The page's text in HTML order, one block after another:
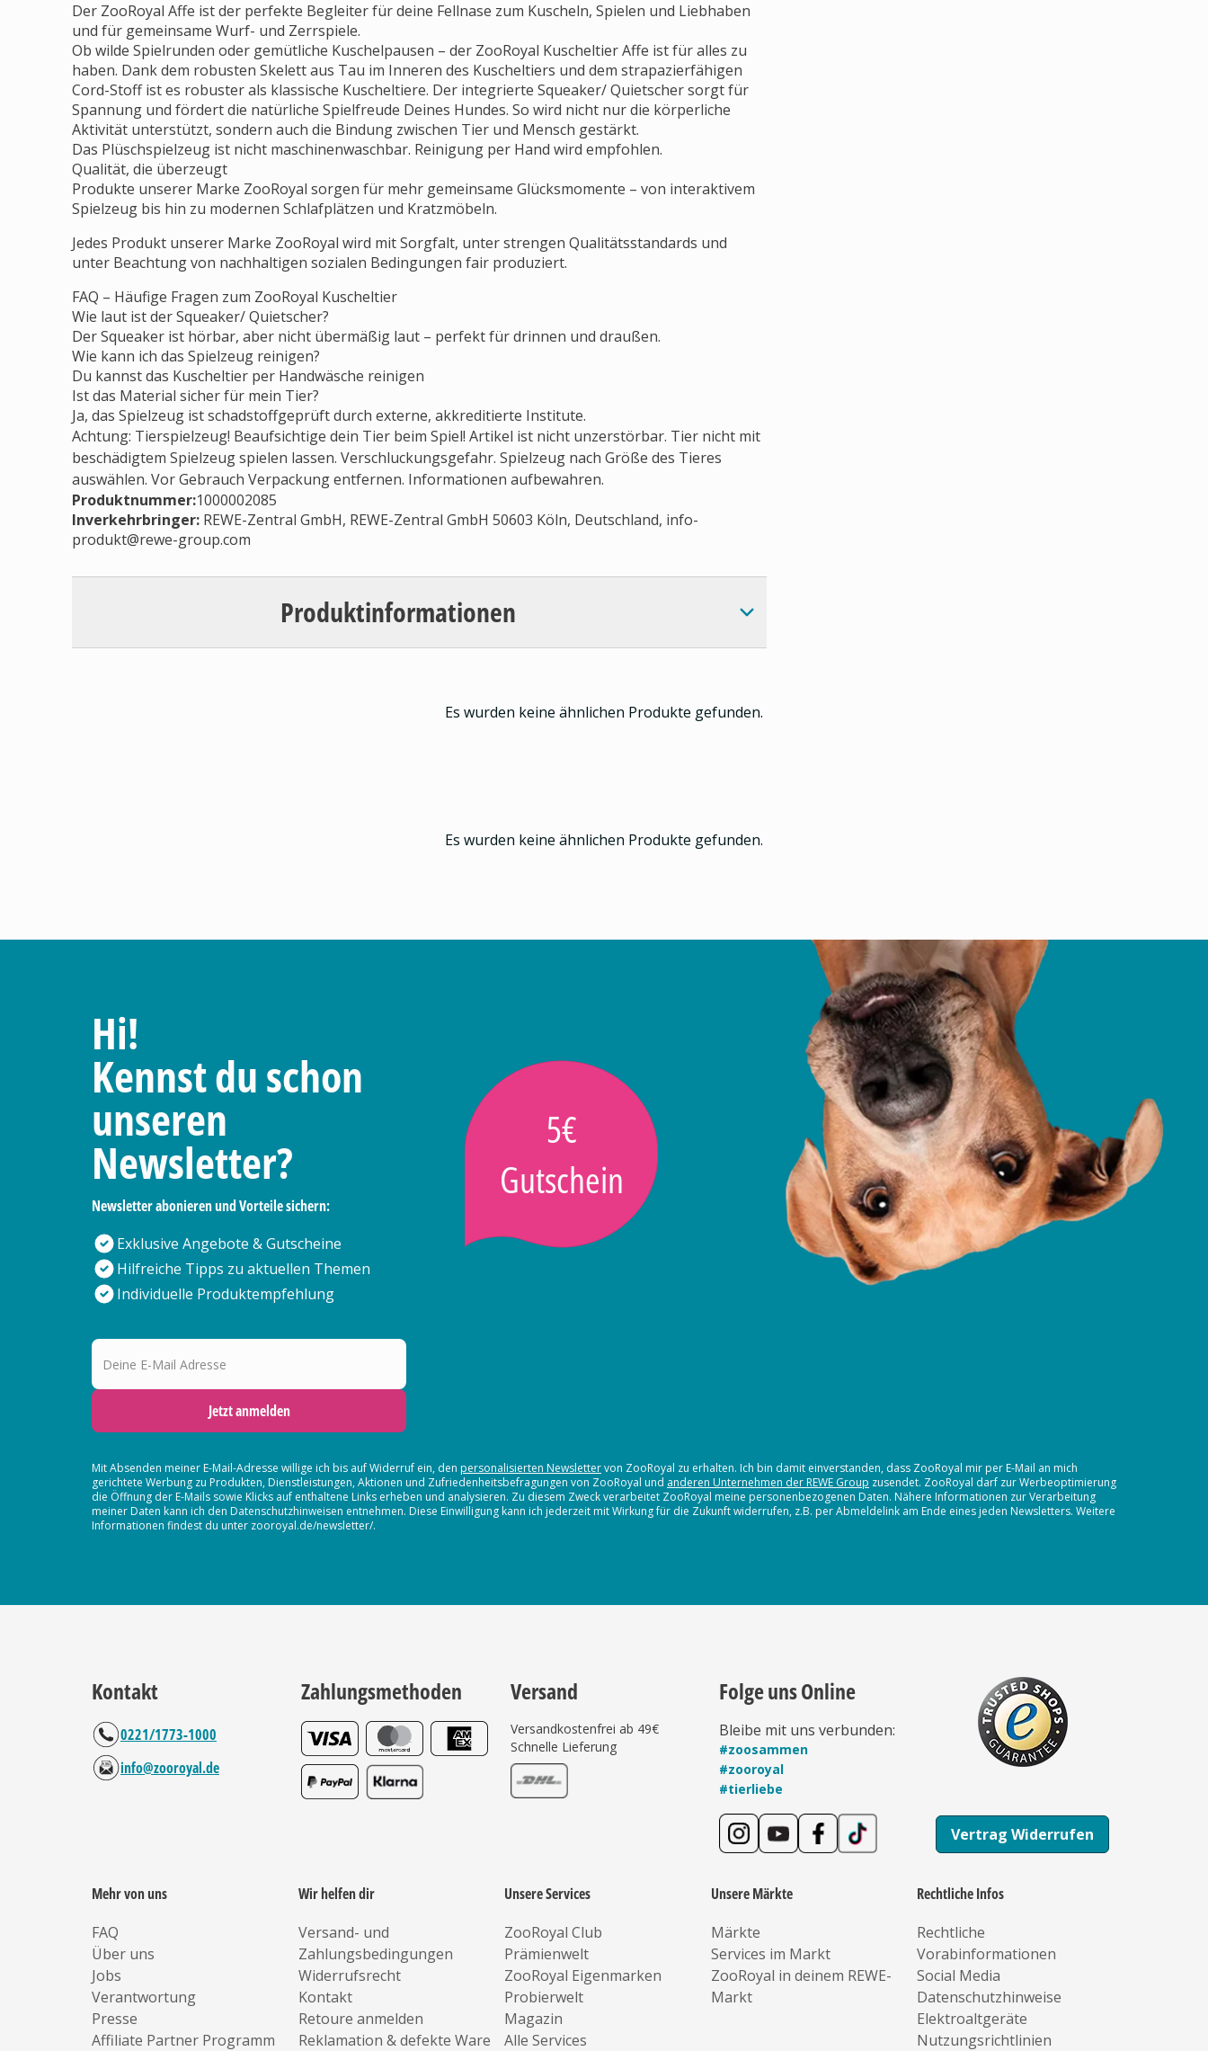
Der ZooRoyal Affe ist der perfekte Begleiter für deine Fellnase zum Kuscheln, Spielen und Liebhaben
und für gemeinsame Wurf- und Zerrspiele.
Ob wilde Spielrunden oder gemütliche Kuschelpausen – der ZooRoyal Kuscheltier Affe ist für alles zu
haben. Dank dem robusten Skelett aus Tau im Inneren des Kuscheltiers und dem strapazierfähigen
Cord-Stoff ist es robuster als klassische Kuscheltiere. Der integrierte Squeaker/ Quietscher sorgt für
Spannung und fördert die natürliche Spielfreude Deines Hundes. So wird nicht nur die körperliche
Aktivität unterstützt, sondern auch die Bindung zwischen Tier und Mensch gestärkt.
Das Plüschspielzeug ist nicht maschinenwaschbar. Reinigung per Hand wird empfohlen.
Qualität, die überzeugt
Produkte unserer Marke ZooRoyal sorgen für mehr gemeinsame Glücksmomente – von interaktivem
Spielzeug bis hin zu modernen Schlafplätzen und Kratzmöbeln.
Jedes Produkt unserer Marke ZooRoyal wird mit Sorgfalt, unter strengen Qualitätsstandards und
unter Beachtung von nachhaltigen sozialen Bedingungen fair produziert.
FAQ – Häufige Fragen zum ZooRoyal Kuscheltier
Wie laut ist der Squeaker/ Quietscher?
Der Squeaker ist hörbar, aber nicht übermäßig laut – perfekt für drinnen und draußen.
Wie kann ich das Spielzeug reinigen?
Du kannst das Kuscheltier per Handwäsche reinigen
Ist das Material sicher für mein Tier?
Ja, das Spielzeug ist schadstoffgeprüft durch externe, akkreditierte Institute.
Achtung: Tierspielzeug! Beaufsichtige dein Tier beim Spiel! Artikel ist nicht unzerstörbar. Tier nicht mit
beschädigtem Spielzeug spielen lassen. Verschluckungsgefahr. Spielzeug nach Größe des Tieres
auswählen. Vor Gebrauch Verpackung entfernen. Informationen aufbewahren.
Produktnummer:1000002085
Inverkehrbringer: REWE-Zentral GmbH, REWE-Zentral GmbH 50603 Köln, Deutschland, info-
produkt@rewe-group.com
Produktinformationen
Es wurden keine ähnlichen Produkte gefunden.
Es wurden keine ähnlichen Produkte gefunden.
Hi!
Kennst du schon
unseren
Newsletter?
Newsletter abonieren und Vorteile sichern:
Exklusive Angebote & Gutscheine
Hilfreiche Tipps zu aktuellen Themen
Individuelle Produktempfehlung
5€
Gutschein
Deine E-Mail Adresse
Jetzt anmelden
Mit Absenden meiner E-Mail-Adresse willige ich bis auf Widerruf ein, den personalisierten Newslettervon ZooRoyal zu erhalten. Ich bin damit einverstanden, dass ZooRoyal mir per E-Mail an mich
gerichtete Werbung zu Produkten, Dienstleistungen, Aktionen und Zufriedenheitsbefragungen von ZooRoyal und anderen Unternehmen der REWE Group zusendet. ZooRoyal darf zur Werbeoptimierung
die Öffnung der E-Mails sowie Klicks auf enthaltene Links erheben und analysieren. Zu diesem Zweck verarbeitet ZooRoyal meine personenbezogenen Daten. Nähere Informationen zur Verarbeitung
meiner Daten kann ich den Datenschutzhinweisen entnehmen. Diese Einwilligung kann ich jederzeit mit Wirkung für die Zukunft widerrufen, z.B. per Abmeldelink am Ende eines jeden Newsletters. Weitere
Informationen findest du unter zooroyal.de/newsletter/.
Kontakt
0221/1773-1000
info@zooroyal.de
Zahlungsmethoden Versand
Versandkostenfrei ab 49€
Schnelle Lieferung
Folge uns Online
Bleibe mit uns verbunden:
#zoosammen
#zooroyal
#tierliebe
Vertrag Widerrufen
Mehr von uns
FAQ
Über uns
Jobs
Verantwortung
Presse
Affiliate Partner Programm
Wir helfen dir
Versand- und
Zahlungsbedingungen
Widerrufsrecht
Kontakt
Retoure anmelden
Reklamation & defekte Ware
Unsere Services
ZooRoyal Club
Prämienwelt
ZooRoyal Eigenmarken
Probierwelt
Magazin
Alle Services
Unsere Märkte
Märkte
Services im Markt
ZooRoyal in deinem REWE-
Markt
Rechtliche Infos
Rechtliche
Vorabinformationen
Social Media
Datenschutzhinweise
Elektroaltgeräte
Nutzungsrichtlinien